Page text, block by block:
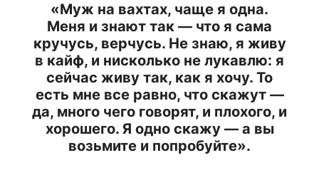
«Муж на вахтах, чаще я одна.
Меня и знают так — что я сама
кручусь, верчусь. Не знаю, я живу
в кайф, и нисколько не лукавлю: я
сейчас живу так, как я хочу. То
есть мне все равно, что скажут —
да, много чего говорят, и плохого, и
хорошего. Я одно скажу — а вы
возьмите и попробуйте».